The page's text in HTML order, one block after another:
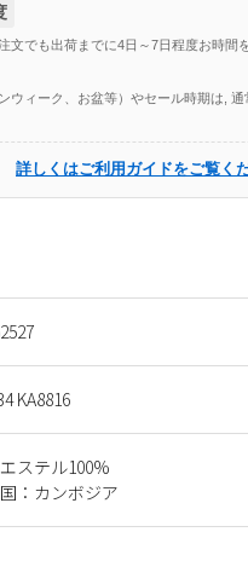
KA8816
ステル100%
：カンボジア
でも出荷までに4日～7日程度お時間
ィーク、お盆等）やセール時期は,
詳しくはご利用ガイドをご覧く